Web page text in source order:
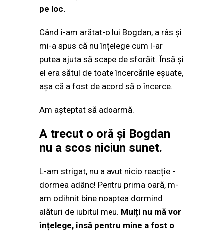
pe loc.
Când i-am arătat-o lui Bogdan, a râs și
mi-a spus că nu înțelege cum l-ar
putea ajuta să scape de sforăit. Însă și
el era sătul de toate încercările eșuate,
așa că a fost de acord să o încerce.
Am așteptat să adoarmă.
A trecut o oră și Bogdan
nu a scos niciun sunet.
L-am strigat, nu a avut nicio reacție -
dormea adânc! Pentru prima oară, m-
am odihnit bine noaptea dormind
alături de iubitul meu. Mulți nu mă vor
înțelege, însă pentru mine a fost o